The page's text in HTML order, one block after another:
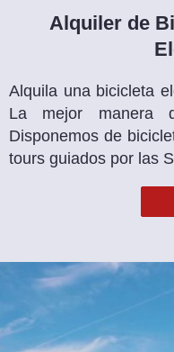
Alquiler de
Alquila una bicicleta
La mejor manera
Disponemos de
tours guiados por las